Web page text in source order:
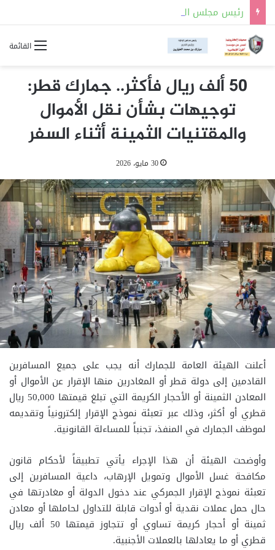
القائمة
50 ألف ريال فأكثر.. جمارك قطر:
توجيهات بشأن نقل الأموال
والمقتنيات الثمينة أثناء السفر
30 مايو، 2026
أعلنت الهيئة العامة للجمارك أنه يجب على جميع المسافرين
القادمين إلى دولة قطر أو المغادرين منها الإقرار عن الأموال أو
المعادن الثمينة أو الأحجار الكريمة التي تبلغ قيمتها 50,000 ريال
قطري أو أكثر، وذلك عبر تعبئة نموذج الإقرار إلكترونياً وتقديمه
لموظف الجمارك في المنفذ، تجنباً للمساءلة القانونية.
وأوضحت الهيئة أن هذا الإجراء يأتي تطبيقاً لأحكام قانون
مكافحة غسل الأموال وتمويل الإرهاب، داعية المسافرين إلى
تعبئة نموذج الإقرار الجمركي عند دخول الدولة أو مغادرتها في
حال حمل عملات نقدية أو أدوات قابلة للتداول لحاملها أو معادن
ثمينة أو أحجار كريمة تساوي أو تتجاوز قيمتها 50 ألف ريال
قطري أو ما يعادلها بالعملات الأجنبية.